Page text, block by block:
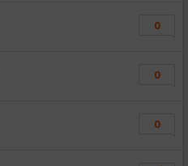
0
0
0